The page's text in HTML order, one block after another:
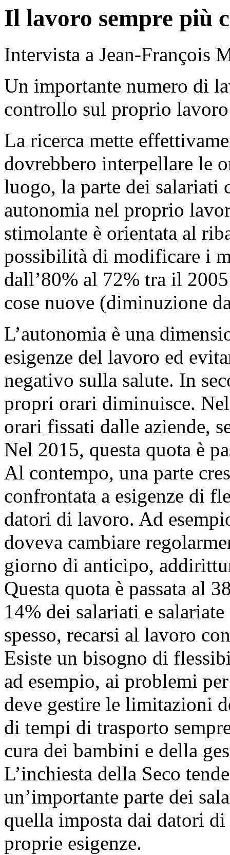
Il lavoro sempre più
Intervista a Jean-François
Un importante numero di
controllo sul proprio
La ricerca mette
dovrebbero interpellare le
luogo, la parte dei salariati
autonomia nel proprio
stimolante è orientata al
possibilità di modificare i
dall’80% al 72% tra il
cose nuove (diminuzione
L’autonomia è una
esigenze del lavoro ed
negativo sulla salute. In
propri orari diminuisce.
orari fissati dalle aziende,
Nel 2015, questa quota è
Al contempo, una parte
confrontata a esigenze di
datori di lavoro. Ad
doveva cambiare
giorno di anticipo,
Questa quota è passata al
14% dei salariati e
spesso, recarsi al lavoro
Esiste un bisogno di
ad esempio, ai problemi
deve gestire le limitazioni
di tempi di trasporto
cura dei bambini e della
L’inchiesta della Seco
un’importante parte dei
quella imposta dai datori
proprie esigenze.